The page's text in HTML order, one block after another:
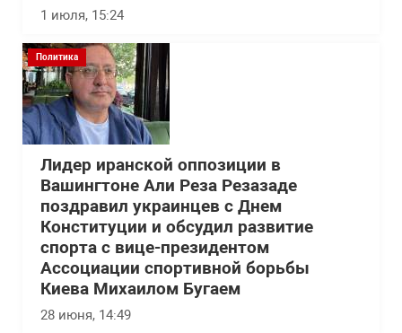
1 июля, 15:24
Политика
Лидер иранской оппозиции в
Вашингтоне Али Реза Резазаде
поздравил украинцев с Днем
Конституции и обсудил развитие
спорта с вице-президентом
Ассоциации спортивной борьбы
Киева Михаилом Бугаем
28 июня, 14:49